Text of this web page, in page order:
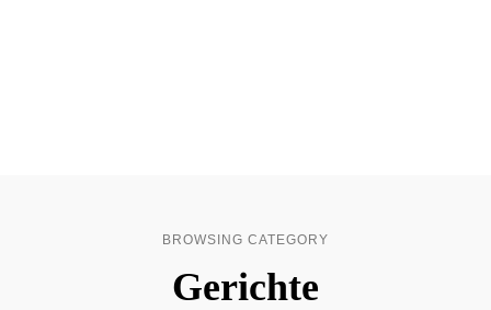
BROWSING CATEGORY
Gerichte